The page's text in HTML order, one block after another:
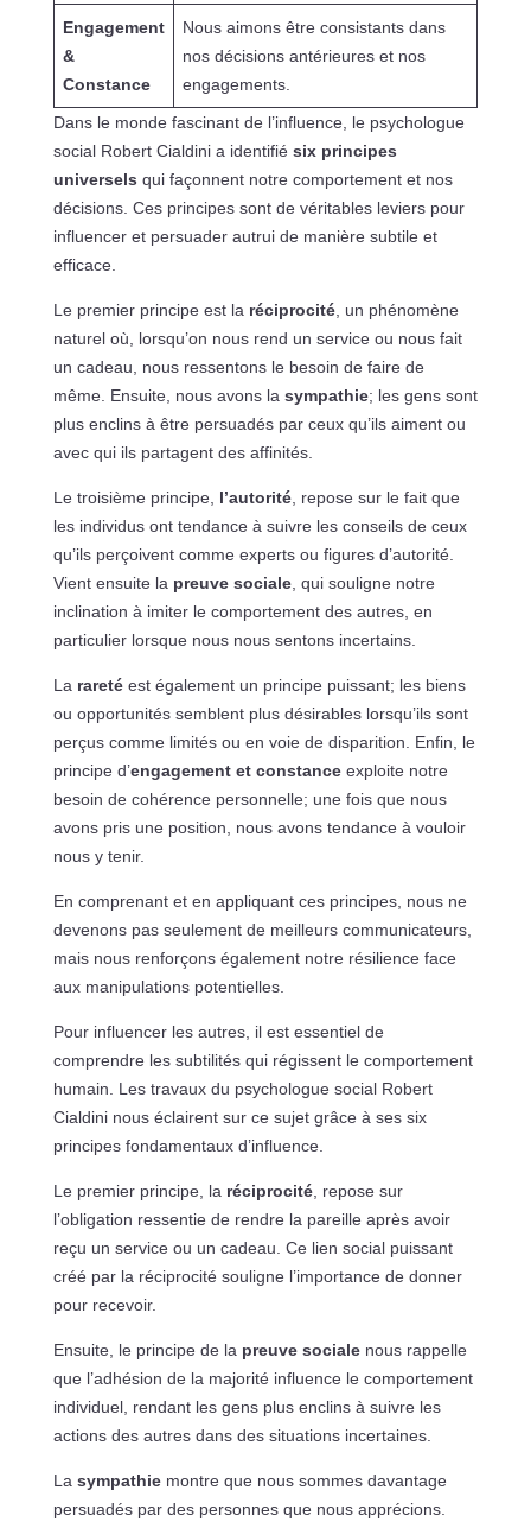
Engagement
&
Constance
Nous aimons être consistants dans
nos décisions antérieures et nos
engagements.
Dans le monde fascinant de l’influence, le psychologue
social Robert Cialdini a identifié six principes
universels qui façonnent notre comportement et nos
décisions. Ces principes sont de véritables leviers pour
influencer et persuader autrui de manière subtile et
efficace.
Le premier principe est la réciprocité, un phénomène
naturel où, lorsqu’on nous rend un service ou nous fait
un cadeau, nous ressentons le besoin de faire de
même. Ensuite, nous avons la sympathie; les gens sont
plus enclins à être persuadés par ceux qu’ils aiment ou
avec qui ils partagent des affinités.
Le troisième principe, l’autorité, repose sur le fait que
les individus ont tendance à suivre les conseils de ceux
qu’ils perçoivent comme experts ou figures d’autorité.
Vient ensuite la preuve sociale, qui souligne notre
inclination à imiter le comportement des autres, en
particulier lorsque nous nous sentons incertains.
La raretéest également un principe puissant; les biens
ou opportunités semblent plus désirables lorsqu’ils sont
perçus comme limités ou en voie de disparition. Enfin, le
principe d’engagement et constanceexploite notre
besoin de cohérence personnelle; une fois que nous
avons pris une position, nous avons tendance à vouloir
nous y tenir.
En comprenant et en appliquant ces principes, nous ne
devenons pas seulement de meilleurs communicateurs,
mais nous renforçons également notre résilience face
aux manipulations potentielles.
Pour influencer les autres, il est essentiel de
comprendre les subtilités qui régissent le comportement
humain. Les travaux du psychologue social Robert
Cialdini nous éclairent sur ce sujet grâce à ses six
principes fondamentaux d’influence.
Le premier principe, la réciprocité, repose sur
l’obligation ressentie de rendre la pareille après avoir
reçu un service ou un cadeau. Ce lien social puissant
créé par la réciprocité souligne l’importance de donner
pour recevoir.
Ensuite, le principe de la preuve socialenous rappelle
que l’adhésion de la majorité influence le comportement
individuel, rendant les gens plus enclins à suivre les
actions des autres dans des situations incertaines.
La sympathiemontre que nous sommes davantage
persuadés par des personnes que nous apprécions.